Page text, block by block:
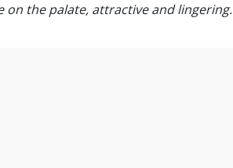
on the palate, attractive and lingering.